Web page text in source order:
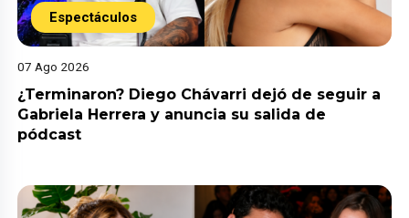
Espectáculos
07 Ago 2026
¿Terminaron? Diego Chávarri dejó de seguir a
Gabriela Herrera y anuncia su salida de
pódcast